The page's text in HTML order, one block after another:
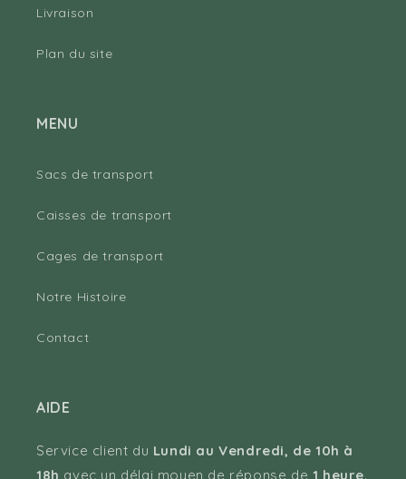
Livraison
Plan du site
MENU
Sacs de transport
Caisses de transport
Cages de transport
Notre Histoire
Contact
AIDE
Service client du Lundi au Vendredi, de 10h à
18h avec un délai moyen de réponse de 1 heure.